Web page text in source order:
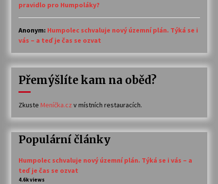
pravidlo pro Humpoláky?
Anonym: Humpolec schvaluje nový územní plán. Týká se i
vás – a teď je čas se ozvat
Přemýšlíte kam na oběd?
Zkuste Meníčka.cz v místních restauracích.
Populární články
Humpolec schvaluje nový územní plán. Týká se i vás – a
teď je čas se ozvat
4.6k views